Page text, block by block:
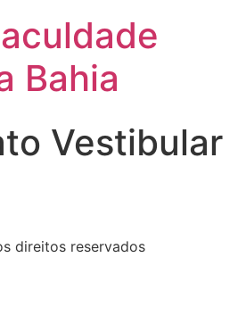
Bahia
Vestibular
direitos reservados